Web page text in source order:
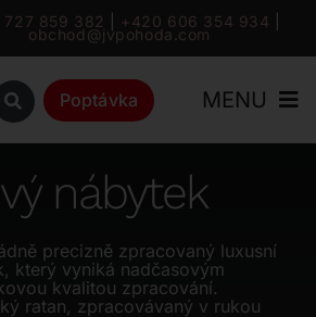
727 859 382 +420 606 354 934
obchod@jvpohoda.com
Poptávka MENU
Úvod
Katalog
nábytek
precizně zpracovaný luxusní
který vyniká nadčasovým
kvalitou zpracování.
ratan, zpracovávaný v rukou